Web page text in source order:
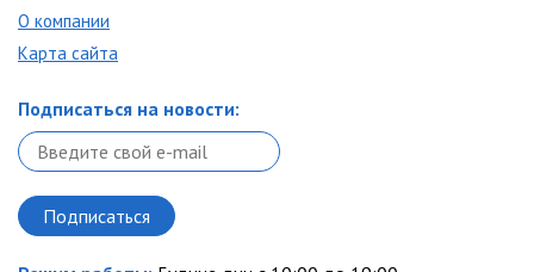
О компании
Карта сайта
Подписаться на новости: